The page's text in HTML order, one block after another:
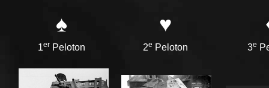
♠
1er Peloton
♥
2e Peloton 3e